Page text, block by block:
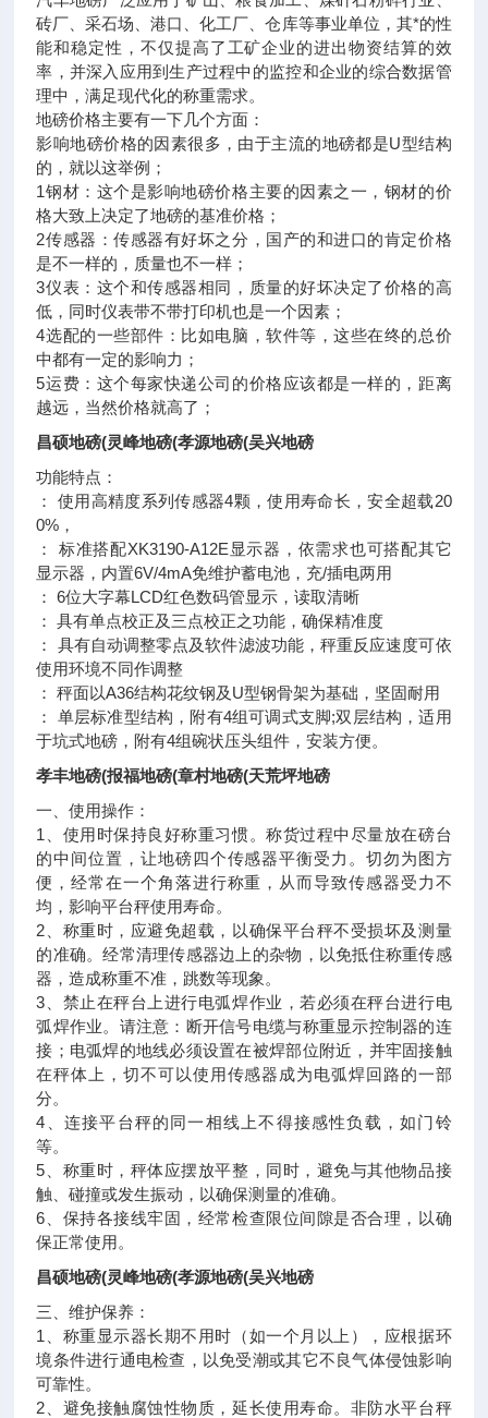
砖厂、采石场、港口、化工厂、仓库等事业单位，其*的性
能和稳定性，不仅提高了工矿企业的进出物资结算的效
率，并深入应用到生产过程中的监控和企业的综合数据管
理中，满足现代化的称重需求。
地磅价格主要有一下几个方面：
影响地磅价格的因素很多，由于主流的地磅都是U型结构
的，就以这举例；
1钢材：这个是影响地磅价格主要的因素之一，钢材的价
格大致上决定了地磅的基准价格；
2传感器：传感器有好坏之分，国产的和进口的肯定价格
是不一样的，质量也不一样；
3仪表：这个和传感器相同，质量的好坏决定了价格的高
低，同时仪表带不带打印机也是一个因素；
4选配的一些部件：比如电脑，软件等，这些在终的总价
中都有一定的影响力；
5运费：这个每家快递公司的价格应该都是一样的，距离
越远，当然价格就高了；
昌硕地磅(灵峰地磅(孝源地磅(吴兴地磅
功能特点：
： 使用高精度系列传感器4颗，使用寿命长，安全超载20
0%，
： 标准搭配XK3190-A12E显示器，依需求也可搭配其它
显示器，内置6V/4mA免维护蓄电池，充/插电两用
： 6位大字幕LCD红色数码管显示，读取清晰
： 具有单点校正及三点校正之功能，确保精准度
： 具有自动调整零点及软件滤波功能，秤重反应速度可依
使用环境不同作调整
： 秤面以A36结构花纹钢及U型钢骨架为基础，坚固耐用
： 单层标准型结构，附有4组可调式支脚;双层结构，适用
于坑式地磅，附有4组碗状压头组件，安装方便。
孝丰地磅(报福地磅(章村地磅(天荒坪地磅
一、使用操作：
1、使用时保持良好称重习惯。称货过程中尽量放在磅台
的中间位置，让地磅四个传感器平衡受力。切勿为图方
便，经常在一个角落进行称重，从而导致传感器受力不
均，影响平台秤使用寿命。
2、称重时，应避免超载，以确保平台秤不受损坏及测量
的准确。经常清理传感器边上的杂物，以免抵住称重传感
器，造成称重不准，跳数等现象。
3、禁止在秤台上进行电弧焊作业，若必须在秤台进行电
弧焊作业。请注意：断开信号电缆与称重显示控制器的连
接；电弧焊的地线必须设置在被焊部位附近，并牢固接触
在秤体上，切不可以使用传感器成为电弧焊回路的一部
分。
4、连接平台秤的同一相线上不得接感性负载，如门铃
等。
5、称重时，秤体应摆放平整，同时，避免与其他物品接
触、碰撞或发生振动，以确保测量的准确。
6、保持各接线牢固，经常检查限位间隙是否合理，以确
保正常使用。
昌硕地磅(灵峰地磅(孝源地磅(吴兴地磅
三、维护保养：
1、称重显示器长期不用时（如一个月以上），应根据环
境条件进行通电检查，以免受潮或其它不良气体侵蚀影响
可靠性。
2、避免接触腐蚀性物质，延长使用寿命。非防水平台秤